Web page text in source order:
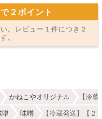
２ポイント
。レビュー１件につき２
。
かねこやオリジナル 【冷
噌 味噌 【冷蔵発送】【